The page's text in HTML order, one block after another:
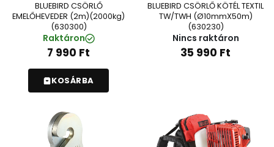
BLUEBIRD CSÖRLŐ
EMELŐHEVEDER (2m)(2000kg)
(630300)
Raktáron
7 990 Ft
KOSÁRBA
BLUEBIRD CSÖRLŐ KÖTÉL TEXTIL
TW/TWH (Ø10mmX50m)
(630230)
Nincs raktáron
35 990 Ft